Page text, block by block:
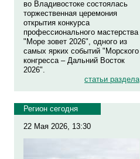
во Владивостоке состоялась
торжественная церемония
открытия конкурса
профессионального мастерства
"Море зовет 2026", одного из
самых ярких событий "Морского
конгресса – Дальний Восток
2026".
статьи раздела
Регион сегодня
22 Мая 2026, 13:30